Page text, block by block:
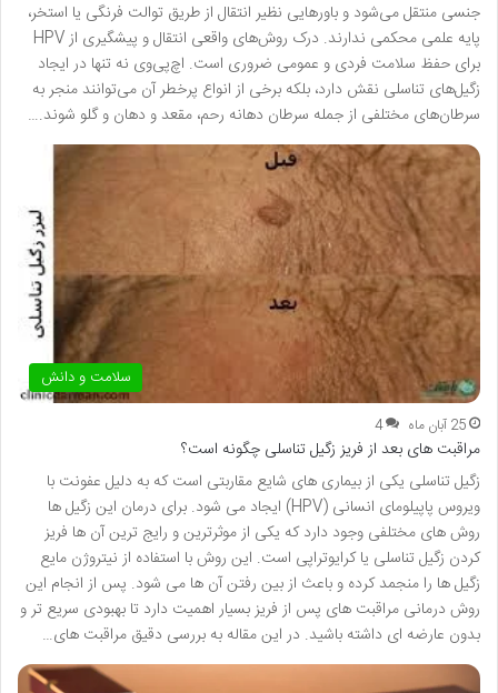
جنسی منتقل می‌شود و باورهایی نظیر انتقال از طریق توالت فرنگی یا استخر،
پایه علمی محکمی ندارند. درک روش‌های واقعی انتقال و پیشگیری از HPV
برای حفظ سلامت فردی و عمومی ضروری است. اچ‌پی‌وی نه تنها در ایجاد
زگیل‌های تناسلی نقش دارد، بلکه برخی از انواع پرخطر آن می‌توانند منجر به
سرطان‌های مختلفی از جمله سرطان دهانه رحم، مقعد و دهان و گلو شوند.…
سلامت و دانش
25 آبان ماه 4
مراقبت های بعد از فریز زگیل تناسلی چگونه است؟
زگیل تناسلی یکی از بیماری های شایع مقاربتی است که به دلیل عفونت با
ویروس پاپیلومای انسانی (HPV) ایجاد می شود. برای درمان این زگیل ها
روش های مختلفی وجود دارد که یکی از موثرترین و رایج ترین آن ها فریز
کردن زگیل تناسلی یا کرایوتراپی است. این روش با استفاده از نیتروژن مایع
زگیل ها را منجمد کرده و باعث از بین رفتن آن ها می شود. پس از انجام این
روش درمانی مراقبت های پس از فریز بسیار اهمیت دارد تا بهبودی سریع تر و
بدون عارضه ای داشته باشید. در این مقاله به بررسی دقیق مراقبت های…